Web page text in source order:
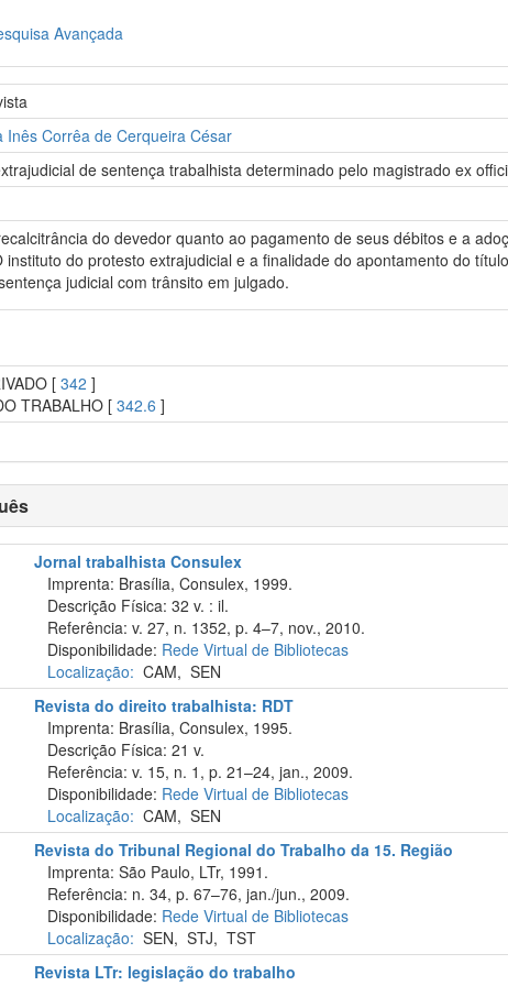
Avançada
Inês Corrêa de Cerqueira César
de sentença trabalhista determinado pelo magistrado ex
do devedor quanto ao pagamento de seus débitos e a
instituto do protesto extrajudicial e a finalidade do apontamento do
judicial com trânsito em julgado.
[342 ]
TRABALHO [342.6 ]
Jornal trabalhista Consulex
Imprenta: Brasília, Consulex, 1999.
Descrição Física: 32 v. : il.
Referência: v. 27, n. 1352, p. 4–7, nov., 2010.
Disponibilidade: Rede Virtual de Bibliotecas
Localização: CAM,SEN
Revista do direito trabalhista: RDT
Imprenta: Brasília, Consulex, 1995.
Descrição Física: 21 v.
Referência: v. 15, n. 1, p. 21–24, jan., 2009.
Disponibilidade: Rede Virtual de Bibliotecas
Localização: CAM,SEN
Revista do Tribunal Regional do Trabalho da 15. Região
Imprenta: São Paulo, LTr, 1991.
Referência: n. 34, p. 67–76, jan./jun., 2009.
Disponibilidade: Rede Virtual de Bibliotecas
Localização: SEN,STJ,TST
Revista LTr: legislação do trabalho